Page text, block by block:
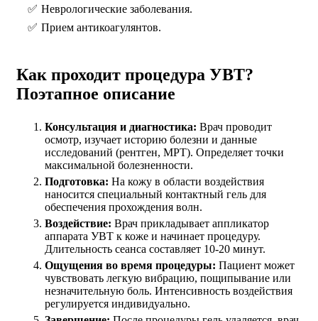
Неврологические заболевания.
Прием антикоагулянтов.
Как проходит процедура УВТ?
Поэтапное описание
Консультация и диагностика: Врач проводит
осмотр, изучает историю болезни и данные
исследований (рентген, МРТ). Определяет точки
максимальной болезненности.
Подготовка: На кожу в области воздействия
наносится специальный контактный гель для
обеспечения прохождения волн.
Воздействие: Врач прикладывает аппликатор
аппарата УВТ к коже и начинает процедуру.
Длительность сеанса составляет 10-20 минут.
Ощущения во время процедуры: Пациент может
чувствовать легкую вибрацию, пощипывание или
незначительную боль. Интенсивность воздействия
регулируется индивидуально.